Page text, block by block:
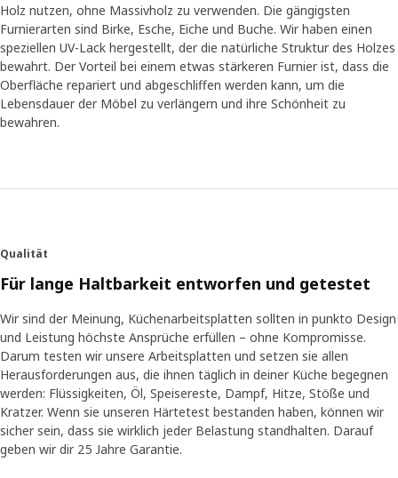
Holz nutzen, ohne Massivholz zu verwenden. Die gängigsten
Furnierarten sind Birke, Esche, Eiche und Buche. Wir haben einen
speziellen UV-Lack hergestellt, der die natürliche Struktur des Holzes
bewahrt. Der Vorteil bei einem etwas stärkeren Furnier ist, dass die
Oberfläche repariert und abgeschliffen werden kann, um die
Lebensdauer der Möbel zu verlängern und ihre Schönheit zu
bewahren.
Qualität
Für lange Haltbarkeit entworfen und getestet
Wir sind der Meinung, Küchenarbeitsplatten sollten in punkto Design
und Leistung höchste Ansprüche erfüllen – ohne Kompromisse.
Darum testen wir unsere Arbeitsplatten und setzen sie allen
Herausforderungen aus, die ihnen täglich in deiner Küche begegnen
werden: Flüssigkeiten, Öl, Speisereste, Dampf, Hitze, Stöße und
Kratzer. Wenn sie unseren Härtetest bestanden haben, können wir
sicher sein, dass sie wirklich jeder Belastung standhalten. Darauf
geben wir dir 25 Jahre Garantie.